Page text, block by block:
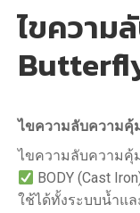
ไขความ
ไขความลับความคุ้
ไขความลับความคุ้ม
BODY (Cast
ใช้ได้ทั้งระบบน้ำแล